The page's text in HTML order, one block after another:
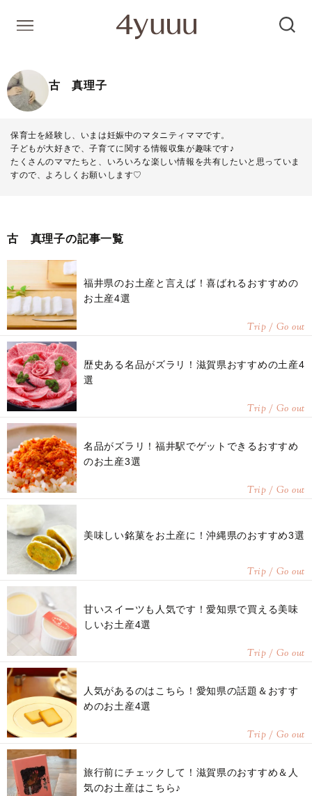
古 真理子
保育士を経験し、いまは妊娠中のマタニティママです。
子どもが大好きで、子育てに関する情報収集が趣味です♪
たくさんのママたちと、いろいろな楽しい情報を共有したいと思っていま
すので、よろしくお願いします♡
古 真理子の記事一覧
福井県のお土産と言えば！喜ばれるおすすめの
お土産4選
Trip / Go out
歴史ある名品がズラリ！滋賀県おすすめの土産4
選
Trip / Go out
名品がズラリ！福井駅でゲットできるおすすめ
のお土産3選
Trip / Go out
美味しい銘菓をお土産に！沖縄県のおすすめ3選
Trip / Go out
甘いスイーツも人気です！愛知県で買える美味
しいお土産4選
Trip / Go out
人気があるのはこちら！愛知県の話題＆おすす
めのお土産4選
Trip / Go out
旅行前にチェックして！滋賀県のおすすめ＆人
気のお土産はこちら♪